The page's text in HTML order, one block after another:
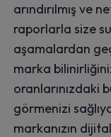
arındırılmış ve
raporlarla size
aşamalardan
marka
oranlarınızdaki
görmenizi
markanızın